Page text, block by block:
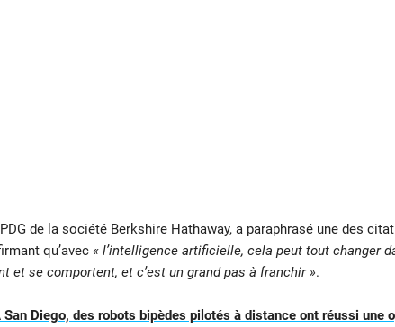
de la société Berkshire Hathaway, a paraphrasé une des
qu’avec « l’intelligence artificielle, cela peut tout changer
et se comportent, et c’est un grand pas à franchir ».
San Diego, des robots bipèdes pilotés à distance ont réussi une